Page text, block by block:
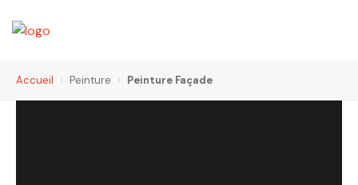
Accueil › Peinture › Peinture Façade